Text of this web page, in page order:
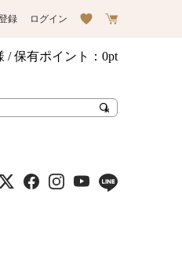
録 ログイン
/ 保有ポイント： 0pt